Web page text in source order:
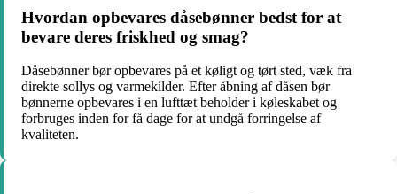
Hvordan opbevares dåsebønner bedst for at
bevare deres friskhed og smag?
Dåsebønner bør opbevares på et køligt og tørt sted, væk fra
direkte sollys og varmekilder. Efter åbning af dåsen bør
bønnerne opbevares i en lufttæt beholder i køleskabet og
forbruges inden for få dage for at undgå forringelse af
kvaliteten.